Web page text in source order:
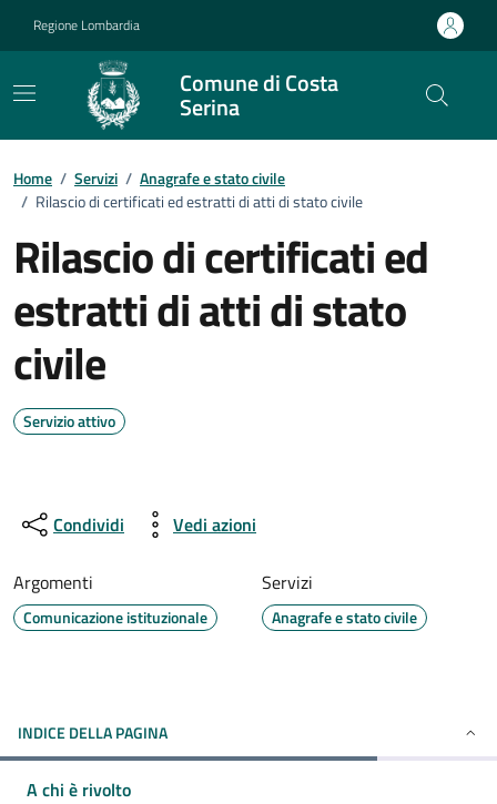
Regione Lombardia
Comune di Costa
Serina
Home / Servizi / Anagrafe e stato civile
/ Rilascio di certificati ed estratti di atti di stato civile
Rilascio di certificati ed
estratti di atti di stato
civile
Servizio attivo
Condividi Vedi azioni
Argomenti
Comunicazione istituzionale
Servizi
Anagrafe e stato civile
INDICE DELLA PAGINA
A chi è rivolto